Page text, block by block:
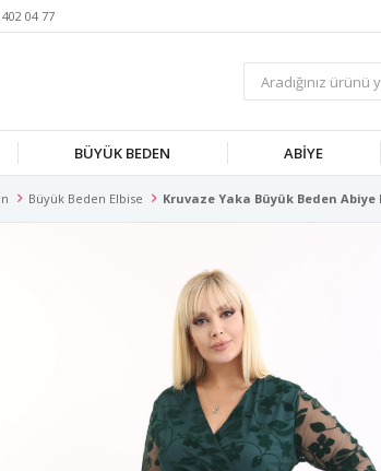
04 77
BÜYÜK BEDEN ABIYE
Büyük Beden Elbise Kruvaze Yaka Büyük Beden Abiye